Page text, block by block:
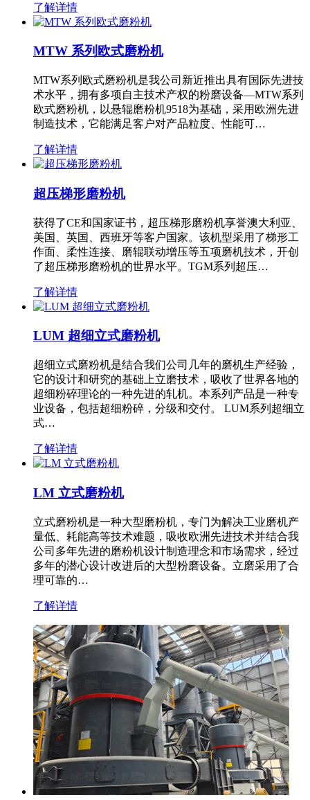
了解详情
MTW 系列欧式磨粉机
MTW系列欧式磨粉机是我公司新近推出具有国际先进技
术水平，拥有多项自主技术产权的粉磨设备—MTW系列
欧式磨粉机，以悬辊磨粉机9518为基础，采用欧洲先进
制造技术，它能满足客户对产品粒度、性能可…
了解详情
超压梯形磨粉机
获得了CE和国家证书，超压梯形磨粉机享誉澳大利亚、
美国、英国、西班牙等客户国家。该机型采用了梯形工
作面、柔性连接、磨辊联动增压等五项磨机技术，开创
了超压梯形磨粉机的世界水平。TGM系列超压…
了解详情
LUM 超细立式磨粉机
超细立式磨粉机是结合我们公司几年的磨机生产经验，
它的设计和研究的基础上立磨技术，吸收了世界各地的
超细粉碎理论的一种先进的轧机。本系列产品是一种专
业设备，包括超细粉碎，分级和交付。 LUM系列超细立
式…
了解详情
LM 立式磨粉机
立式磨粉机是一种大型磨粉机，专门为解决工业磨机产
量低、耗能高等技术难题，吸收欧洲先进技术并结合我
公司多年先进的磨粉机设计制造理念和市场需求，经过
多年的潜心设计改进后的大型粉磨设备。立磨采用了合
理可靠的…
了解详情